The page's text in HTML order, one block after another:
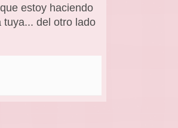
estoy haciendo
tuya... del otro lado